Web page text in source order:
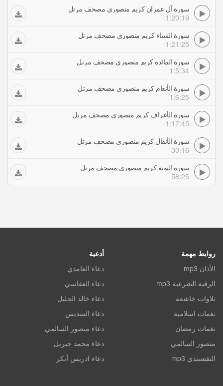
سورة آل عمران كريم منصوري مصحف مرتل
1:20:19
سورة النساء كريم منصوري مصحف مرتل
1:21:25
سورة المائدة كريم منصوري مصحف مرتل
1:5:34
سورة الأنعام كريم منصوري مصحف مرتل
1:6:25
سورة الأعراف كريم منصوري مصحف مرتل
1:17:45
سورة الأنفال كريم منصوري مصحف مرتل
30:16
سورة التوبة كريم منصوري مصحف مرتل
58:25
روابط مهمة
الأذان mp3
الرقية الشرعية mp3
تلاوات خاشعة
نغمات اسلامية
نغمات رمضان
منصور السالمي
النقشبندي mp3
أدعية
دعاء الغامدي
دعاء العفاسي
دعاء خالد الجليل
دعاء السديس
دعاء منصور السالمي
دعاء محمد جبريل
دعاء ادريس أبكر